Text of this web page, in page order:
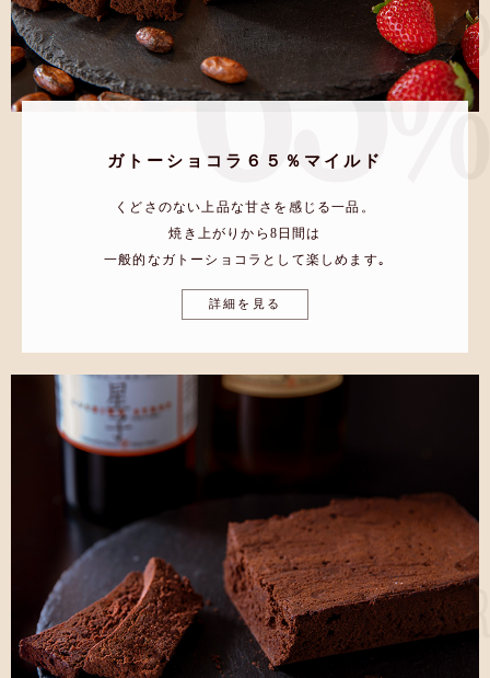
ガトーショコラ６５％マイルド
くどさのない上品な甘さを感じる一品。
焼き上がりから8日間は
一般的なガトーショコラとして楽しめます｡
詳細を見る